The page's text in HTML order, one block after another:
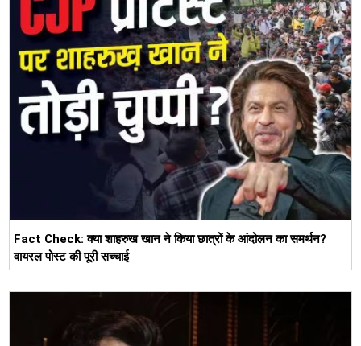
Fact Check: क्या शाहरुख खान ने किया छात्रों के आंदोलन का समर्थन?
वायरल पोस्ट की पूरी सच्चाई